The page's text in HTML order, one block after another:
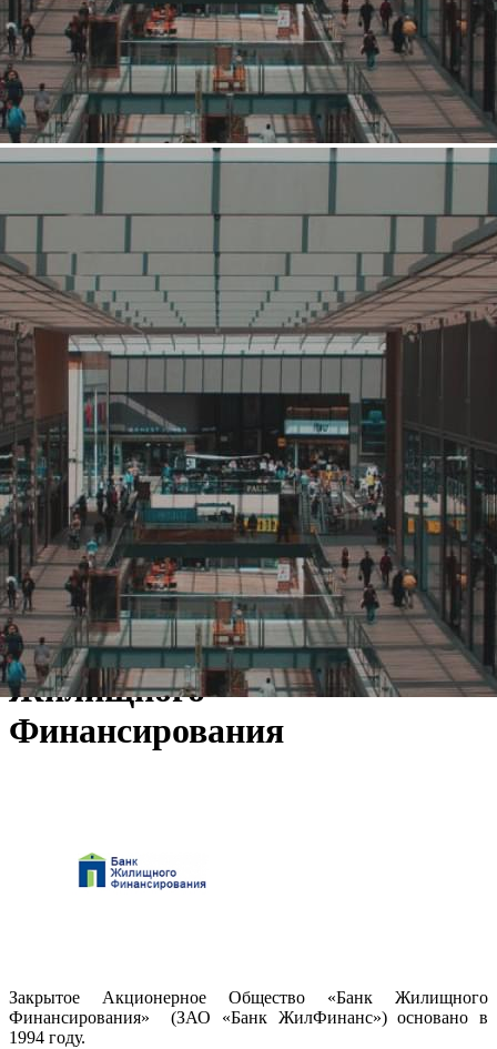
О ритейлере Банк
Жилищного
Финансирования
Компания создана в стране
Основной вид деятельности
Банк, кредит, заем
Ценовая категория
СреднийИзменить
Компания основана
1994
Количество объектов в мире
18
Количество объектов в России
Представлены в регионах
Москва, Санкт-Петербург,Волгоград,Екатеринбург ,Казань,
Калининград,Краснодар,Красноярск,Липецк,Нижний
Новгород ,Новороссийск,Новосибирск,Омск,Пермь,Ростов-
на-Дону,Самара,Саратов,Ярославль
Показать все
Наличие франчайзинга
Нет
О компании Банк
Жилищного
Финансирования
Закрытое Акционерное Общество «Банк Жилищного
Финансирования» (ЗАО «Банк ЖилФинанс») основано в
1994 году.